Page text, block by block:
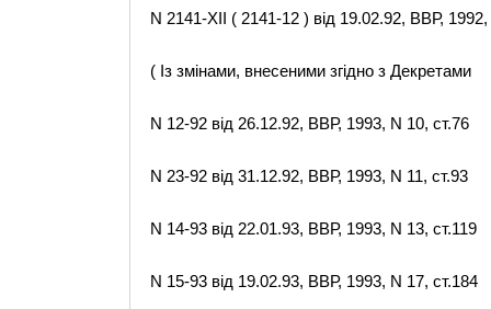
N 2141-XII ( 2141-12 ) від 19.02.92, ВВР, 1992,
( Із змінами, внесеними згідно з Декретами
N 12-92 від 26.12.92, ВВР, 1993, N 10, ст.76
N 23-92 від 31.12.92, ВВР, 1993, N 11, ст.93
N 14-93 від 22.01.93, ВВР, 1993, N 13, ст.119
N 15-93 від 19.02.93, ВВР, 1993, N 17, ст.184